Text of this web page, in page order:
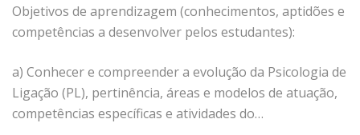
Objetivos de aprendizagem (conhecimentos, aptidões e
competências a desenvolver pelos estudantes):
a) Conhecer e compreender a evolução da Psicologia de
Ligação (PL), pertinência, áreas e modelos de atuação,
competências específicas e atividades do